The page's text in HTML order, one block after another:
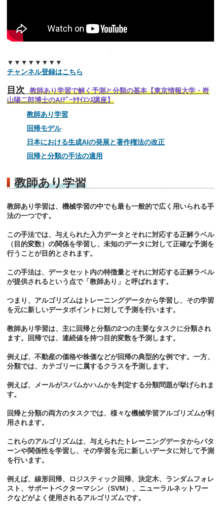
▼▼▼▼▼▼▼▼
チャンネル登録はこちら
目次
教師あり学習で解く予測と分類の基本【東京情報大学・嵜
山陽二郎博士のAIﾃﾞｰﾀｻｲｴﾝｽ講座】
教師あり学習
回帰モデル
日本における生成AIの発展と著作権法の改正
回帰と分類の手法の適用
教師あり学習
教師あり学習は、機械学習の中でも最も一般的で広く用いられる手
法の一つです。
この手法では、与えられた入力データとそれに対応する正解ラベル
（目的変数）の関係を学習し、未知のデータに対して正確な予測を
行うことが目的とされます。
この手法は、データセット内の特徴量とそれに対応する正解ラベル
が提供されるという点で「教師あり」と呼ばれます。
つまり、アルゴリズムはトレーニングデータから学習し、その学習
を元に新しいデータポイントに対して予測を行います。
教師あり学習は、主に回帰と分類の2つの主要なタスクに分類され
ます。回帰では、連続値を持つ目的変数を予測します。
例えば、不動産の価格や株価などが回帰の典型的な例です。一方、
分類では、カテゴリーに属するクラスを予測します。
例えば、メールがスパムかハムかを判定する分類問題が挙げられま
す。
回帰と分類の両方のタスクでは、様々な機械学習アルゴリズムが利
用されます。
これらのアルゴリズムは、与えられたトレーニングデータからパタ
ーンや関係性を学習し、その学習を元に新しいデータに対して予測
を行います。
例えば、線形回帰、ロジスティック回帰、決定木、ランダムフォレ
スト、サポートベクターマシン（SVM）、ニューラルネットワー
クなどがよく使用されるアルゴリズムです。